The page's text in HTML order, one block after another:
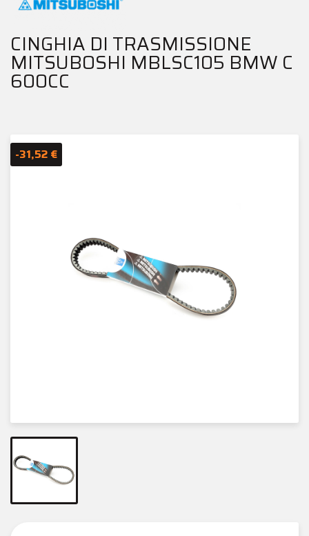
CINGHIA DI TRASMISSIONE
MITSUBOSHI MBLSC105 BMW C
600CC
-31,52 €